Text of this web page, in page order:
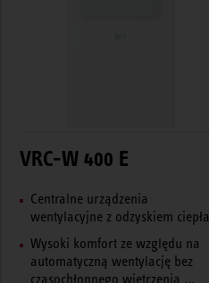
VRC-W 400 E
Centralne urządzenia
wentylacyjne z odzyskiem ciepła
Wysoki komfort ze względu na
automatyczną wentylację bez
czasochłonnego wietrzenia ...